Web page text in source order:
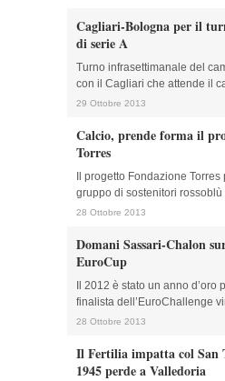
Cagliari-Bologna per il
di serie A
Turno infrasettimanale del
con il Cagliari che attende il
29 Ottobre 2013
Calcio, prende forma il
Torres
Il progetto Fondazione Torres
gruppo di sostenitori rossoblù
28 Ottobre 2013
Domani Sassari-Chalon
EuroCup
Il 2012 è stato un anno d’oro
finalista dell’EuroChallenge
28 Ottobre 2013
Il Fertilia impatta col San
1945 perde a Valledoria